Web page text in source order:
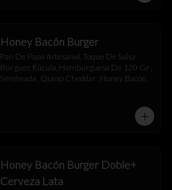
Honey Bacón Burger
Pan De Papa Artesanal, Toque De Salsa
Búrguer, Rúcula, Hamburguesa De 120 Gr ,
Smsheada , Queso Cheddar , Honey Bacón.
Honey Bacón Burger Doble+
Cerveza Lata